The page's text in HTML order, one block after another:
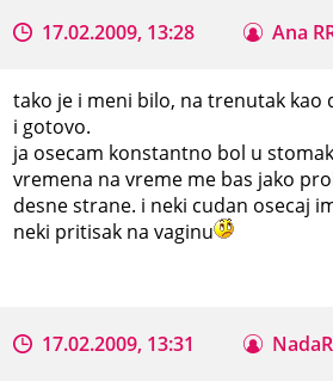
17.02.2009, 13:28 Ana
tako je i meni bilo, na trenutak kao
i gotovo.
ja osecam konstantno bol u
vremena na vreme me bas jako
desne strane. i neki cudan osecaj
neki pritisak na vaginu
17.02.2009, 13:31 NadaR